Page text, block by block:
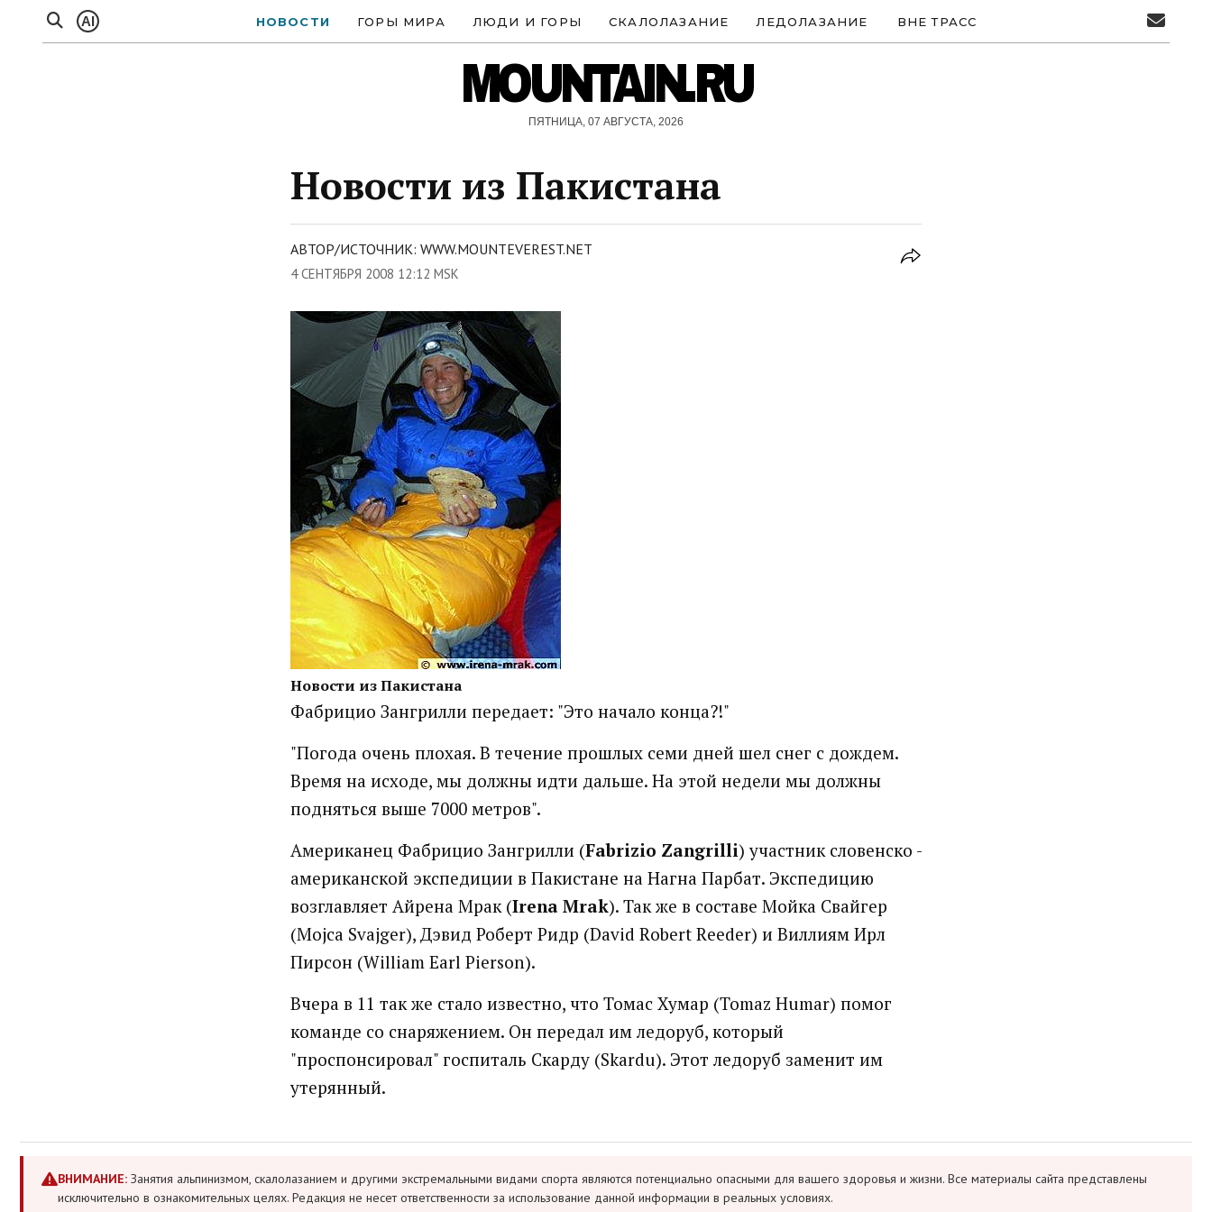
AI НОВОСТИ ГОРЫ МИРА ЛЮДИ И ГОРЫ СКАЛОЛАЗАНИЕ ЛЕДОЛАЗАНИЕ ВНЕ ТРАСС
MOUNTAIN.RU
ПЯТНИЦА, 07 АВГУСТА, 2026
Новости из Пакистана
АВТОР/ИСТОЧНИК: WWW.MOUNTEVEREST.NET
4 СЕНТЯБРЯ 2008 12:12 MSK
Новости из Пакистана
Фабрицио Зангрилли передает: "Это начало конца?!"
"Погода очень плохая. В течение прошлых семи дней шел снег с дождем.
Время на исходе, мы должны идти дальше. На этой недели мы должны
подняться выше 7000 метров".
Американец Фабрицио Зангрилли (Fabrizio Zangrilli) участник словенско -
американской экспедиции в Пакистане на Нагна Парбат. Экспедицию
возглавляет Айрена Мрак (Irena Mrak). Так же в составе Мойка Свайгер
(Mojca Svajger), Дэвид Роберт Ридр (David Robert Reeder) и Виллиям Ирл
Пирсон (William Earl Pierson).
Вчера в 11 так же стало известно, что Томас Хумар (Tomaz Humar) помог
команде со снаряжением. Он передал им ледоруб, который
"проспонсировал" госпиталь Скарду (Skardu). Этот ледоруб заменит им
утерянный.
ВНИМАНИЕ: Занятия альпинизмом, скалолазанием и другими экстремальными видами спорта являются потенциально опасными для вашего здоровья и жизни. Все материалы сайта представлены
исключительно в ознакомительных целях. Редакция не несет ответственности за использование данной информации в реальных условиях.